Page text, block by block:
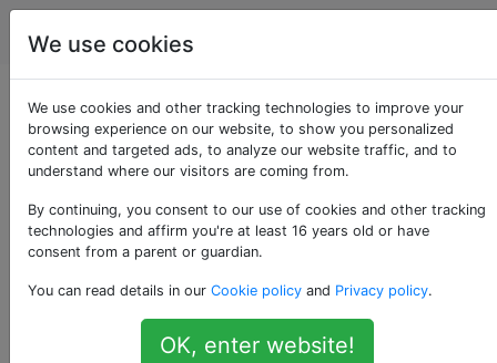
cucinando
Misterioso dispositivo
da cucina con
passanti a tre dita,
uno attaccato ad
un'asta scorrevole
We use cookies
We use cookies and other tracking technologies to improve your
browsing experience on our website, to show you personalized
content and targeted ads, to analyze our website traffic, and to
understand where our visitors are coming from.
By continuing, you consent to our use of cookies and other tracking
technologies and affirm you're at least 16 years old or have
consent from a parent or guardian.
You can read details in our Cookie policy and Privacy policy.
OK, enter website!